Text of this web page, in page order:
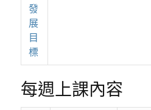
發
展
目
標
每週上課內容